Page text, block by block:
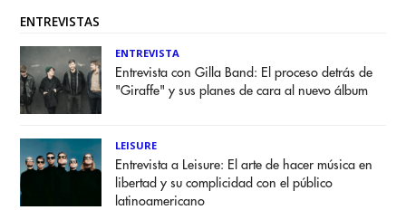
ENTREVISTAS
ENTREVISTA
Entrevista con Gilla Band: El proceso detrás de
"Giraffe" y sus planes de cara al nuevo álbum
LEISURE
Entrevista a Leisure: El arte de hacer música en
libertad y su complicidad con el público
latinoamericano